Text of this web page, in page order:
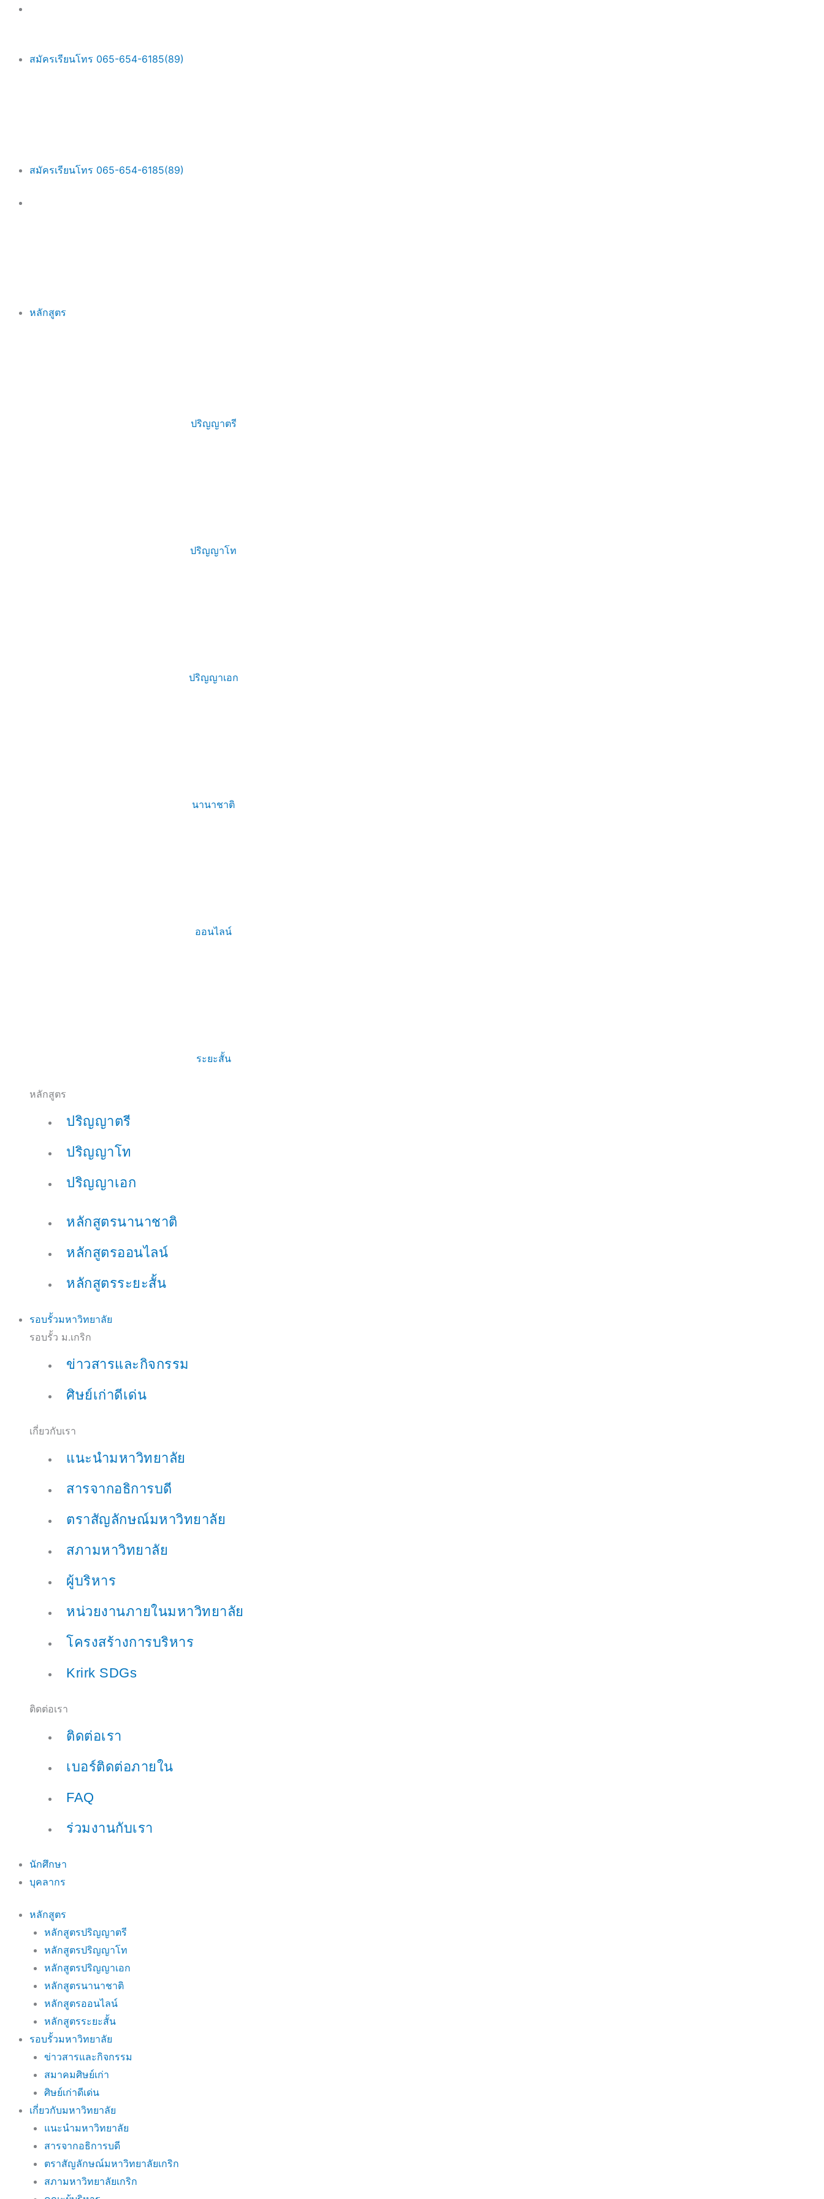
Skip
สมัครเรียนโทร 065-654-6185(89)
สมัครเรียนโทร 065-654-6185(89)
หลักสูตร
ปริญญาตรี
ปริญญาโท
ปริญญาเอก
นานาชาติ
ออนไลน์
ระยะสั้น
หลักสูตร
ปริญญาตรี
ปริญญาโท
ปริญญาเอก
หลักสูตรนานาชาติ
หลักสูตรออนไลน์
หลักสูตรระยะสั้น
รอบรั้วมหาวิทยาลัย
รอบรั้ว ม.เกริก
ข่าวสารและกิจกรรม
ศิษย์เก่าดีเด่น
เกี่ยวกับเรา
แนะนำมหาวิทยาลัย
สารจากอธิการบดี
ตราสัญลักษณ์มหาวิทยาลัย
สภามหาวิทยาลัย
ผู้บริหาร
หน่วยงานภายในมหาวิทยาลัย
โครงสร้างการบริหาร
Krirk SDGs
ติดต่อเรา
ติดต่อเรา
เบอร์ติดต่อภายใน
FAQ
ร่วมงานกับเรา
นักศึกษา
บุคลากร
Main
หลักสูตร
หลักสูตรปริญญาตรี
หลักสูตรปริญญาโท
หลักสูตรปริญญาเอก
หลักสูตรนานาชาติ
หลักสูตรออนไลน์
หลักสูตรระยะสั้น
รอบรั้วมหาวิทยาลัย
ข่าวสารและกิจกรรม
สมาคมศิษย์เก่า
ศิษย์เก่าดีเด่น
เกี่ยวกับมหาวิทยาลัย
แนะนำมหาวิทยาลัย
สารจากอธิการบดี
ตราสัญลักษณ์มหาวิทยาลัยเกริก
สภามหาวิทยาลัยเกริก